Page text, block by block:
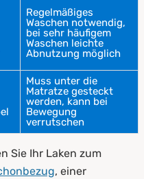
Regelmäßiges
Waschen notwendig,
bei sehr häufigem
Waschen leichte
Abnutzung möglich
Muss unter die
Matratze gesteckt
werden, kann bei
Bewegung
verrutschen
Sie Ihr Laken zum
, einer